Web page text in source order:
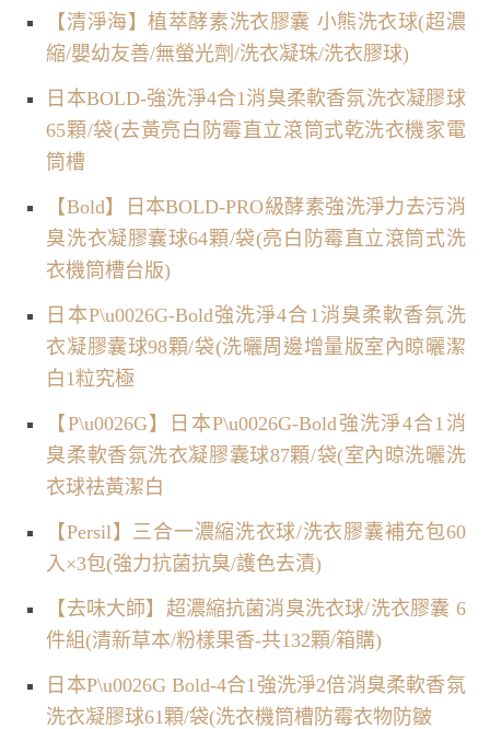
【清淨海】植萃酵素洗衣膠囊 小熊洗衣球(超濃
縮/嬰幼友善/無螢光劑/洗衣凝珠/洗衣膠球)
日本BOLD-強洗淨4合1消臭柔軟香氛洗衣凝膠球
65顆/袋(去黃亮白防霉直立滾筒式乾洗衣機家電
筒槽
【Bold】日本BOLD-PRO級酵素強洗淨力去污消
臭洗衣凝膠囊球64顆/袋(亮白防霉直立滾筒式洗
衣機筒槽台版)
日本P\u0026G-Bold強洗淨4合1消臭柔軟香氛洗
衣凝膠囊球98顆/袋(洗曬周邊增量版室內晾曬潔
白1粒究極
【P\u0026G】日本P\u0026G-Bold強洗淨4合1消
臭柔軟香氛洗衣凝膠囊球87顆/袋(室內晾洗曬洗
衣球祛黃潔白
【Persil】三合一濃縮洗衣球/洗衣膠囊補充包60
入×3包(強力抗菌抗臭/護色去漬)
【去味大師】超濃縮抗菌消臭洗衣球/洗衣膠囊 6
件組(清新草本/粉樣果香-共132顆/箱購)
日本P\u0026G Bold-4合1強洗淨2倍消臭柔軟香氛
洗衣凝膠球61顆/袋(洗衣機筒槽防霉衣物防皺